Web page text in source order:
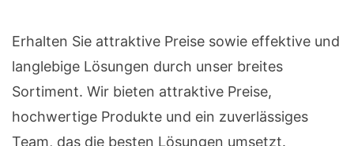
Erhalten Sie attraktive Preise sowie effektive und
langlebige Lösungen durch unser breites
Sortiment. Wir bieten attraktive Preise,
hochwertige Produkte und ein zuverlässiges
Team, das die besten Lösungen umsetzt.